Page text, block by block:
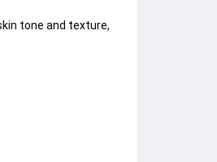
tone and texture,